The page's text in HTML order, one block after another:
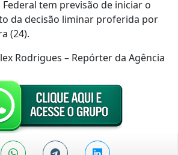
tem previsão de iniciar o
da decisão liminar proferida por
(24).
Rodrigues – Repórter da Agência